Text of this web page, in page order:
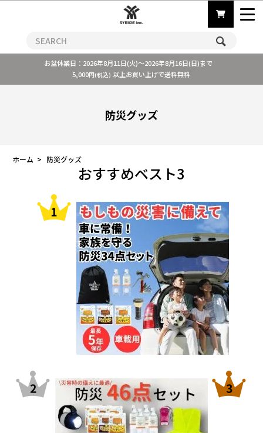
お盆休業日：2026年8月11日(火)～2026年8月16日(日)まで
5,000円(税込) 以上お買い上げで送料無料
防災グッズ
ホーム > 防災グッズ
おすすめベスト3